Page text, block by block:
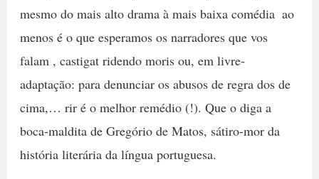
mesmo do mais alto drama à mais baixa comédia  ao
menos é o que esperamos os narradores que vos
falam , castigat ridendo moris ou, em livre-
adaptação: para denunciar os abusos de regra dos de
cima,… rir é o melhor remédio (!). Que o diga a
boca-maldita de Gregório de Matos, sátiro-mor da
história literária da língua portuguesa.